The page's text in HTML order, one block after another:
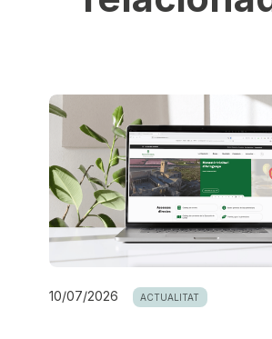
10/07/2026 ACTUALITAT